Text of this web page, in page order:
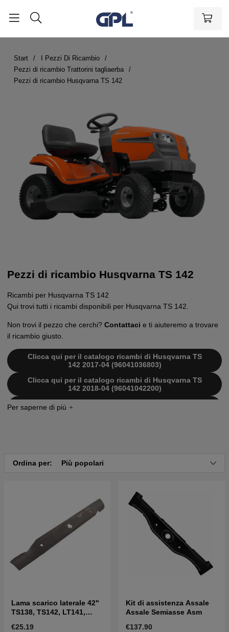
Start
I Pezzi Di Ricambio
Pezzi di ricambio Trattorini tagliaerba
Pezzi di ricambio Husqvarna TS 142
Pezzi di ricambio Husqvarna TS 142
Ricambi per Husqvarna TS 142
Qui trovi tutti i ricambi disponibili per Husqvarna TS 142.
Non trovi il pezzo che cerchi? Contattaci e ti aiuteremo a trovare
il ricambio giusto.
Clicca qui per il catalogo ricambi di Husqvarna TS
142 2017-04 (96041036803)
Clicca qui per il catalogo ricambi di Husqvarna TS
142 2018-04 (96041042200)
Clicca qui per il catalogo ricambi di Husqvarna TS
142 2019-05 (96041043000)
142 2015-02 (96041036800)
Clicca qui per il catalogo ricambi di Husqvarna TS
142 2015-08 (96041036802)
Ordina per: Più popolari
Lama scarico laterale 42"
TS138, TS142, LT141,
€25.19
Kit di assistenza Assale
Assale Semiasse Asm
€137.90